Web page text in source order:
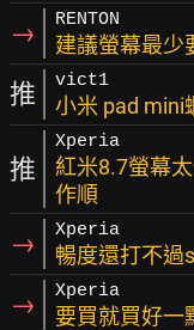
→ RENTON
建議螢幕最少
推 vict1
小米 pad mini
推
Xperia
紅米8.7螢幕
作順
→ Xperia
暢度還打不過
→ Xperia
要買就買好一